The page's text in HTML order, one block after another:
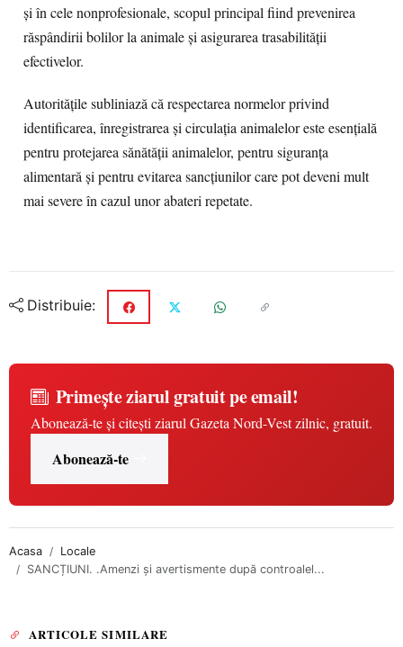
și în cele nonprofesionale, scopul principal fiind prevenirea
răspândirii bolilor la animale și asigurarea trasabilității
efectivelor.
Autoritățile subliniază că respectarea normelor privind
identificarea, înregistrarea și circulația animalelor este esențială
pentru protejarea sănătății animalelor, pentru siguranța
alimentară și pentru evitarea sancțiunilor care pot deveni mult
mai severe în cazul unor abateri repetate.
Distribuie:
Primește ziarul gratuit pe email!
Abonează-te și citești ziarul Gazeta Nord-Vest zilnic, gratuit.
Abonează-te
Acasa
Locale
SANCȚIUNI. .Amenzi și avertismente după controalel...
ARTICOLE SIMILARE